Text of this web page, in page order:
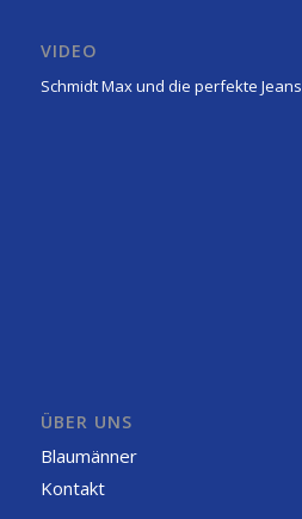
VIDEO
Schmidt Max und die perfekte Jeans
ÜBER UNS
Blaumänner
Kontakt